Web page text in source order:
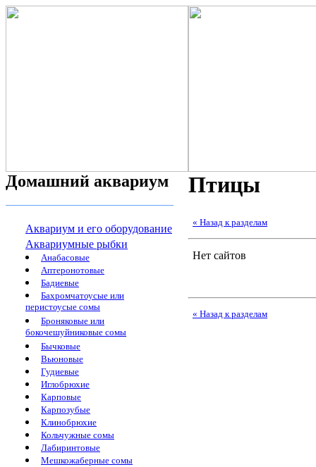
Домашний аквариум
Аквариум и его оборудование
Аквариумные рыбки
Анабасовые
Аптеронотовые
Бадиевые
Бахромчатоусые или
перистоусые сомы
Броняковые или
бокочешуйниковые сомы
Бычковые
Вьюновые
Гудиевые
Иглобрюхие
Карповые
Карпозубые
Клинобрюхие
Кольчужные сомы
Лабиринтовые
Мешкожаберные сомы
Птицы
« Назад к разделам
Нет сайтов
« Назад к разделам